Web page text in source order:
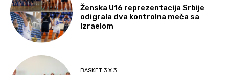
Ženska U16 reprezentacija Srbije
odigrala dva kontrolna meča sa
Izraelom
BASKET 3 X 3